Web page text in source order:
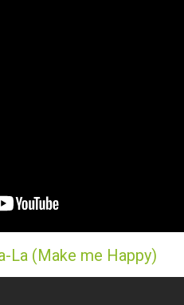
La (Make me Happy)